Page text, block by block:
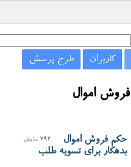
کاربران طرح پرسش
اموال
792 نمایش
حکم فروش اموال
بدهکار برای تسویه طلب